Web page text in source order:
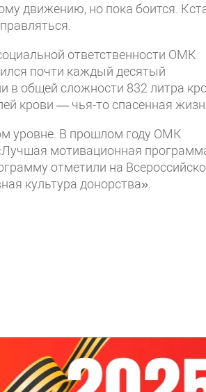
движению, но пока боится.
ответственности ОМК
почти каждый десятый
в общей сложности 832 литра
крови — чья-то спасенная
уровне. В прошлом году ОМК
мотивационная
отметили на
культура донорства».